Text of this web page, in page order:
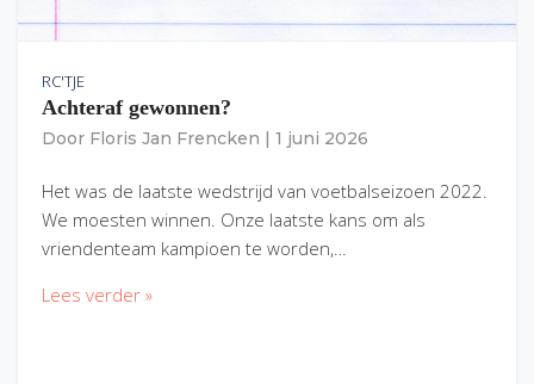
RC'TJE
Achteraf gewonnen?
Door Floris Jan Frencken 1 juni 2026
Het was de laatste wedstrijd van voetbalseizoen 2022.
We moesten winnen. Onze laatste kans om als
vriendenteam kampioen te worden,…
Lees verder »